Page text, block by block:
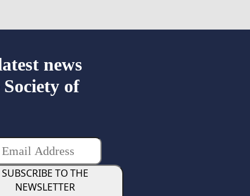
news
of
SUBSCRIBE TO THE
NEWSLETTER